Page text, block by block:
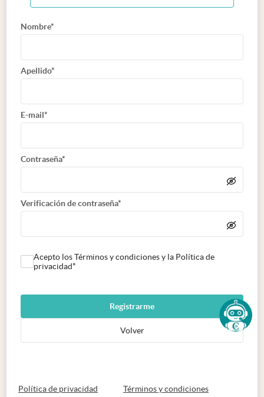
Nombre*
Apellido*
E-mail*
Contraseña*
Verificación de contraseña*
Acepto los Términos y condiciones y la Política de
privacidad*
Registrarme
Volver
Política de privacidad abre en nueva pestaña
Términos y condicionesabre en nueva